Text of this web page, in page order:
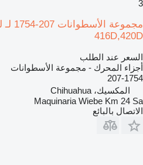
3
416D,420D
السعر عند الطلب
أجزاء المحرك - مجموعة الأسطوانات
207-1754
المكسيك، Chihuahua
Maquinaria Wiebe Km 24 Sa
الاتصال بالبائع